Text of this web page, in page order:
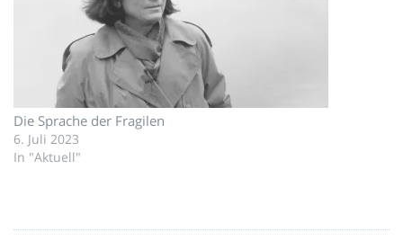
Die Sprache der Fragilen
6. Juli 2023
In "Aktuell"